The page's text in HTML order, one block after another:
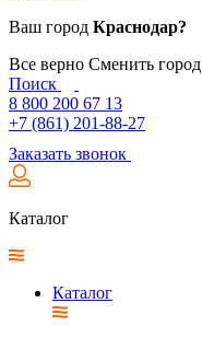
Ваш город Краснодар?
Все верно Сменить город
Поиск
8 800 200 67 13
+7 (861) 201-88-27
Заказать звонок
Каталог
Каталог